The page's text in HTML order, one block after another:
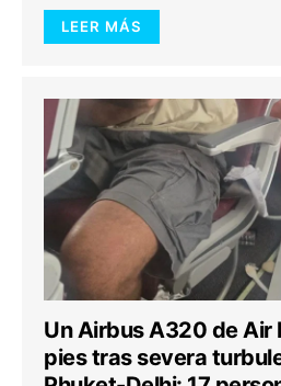
LEER MÁS
Un Airbus A320 de Air
pies tras severa